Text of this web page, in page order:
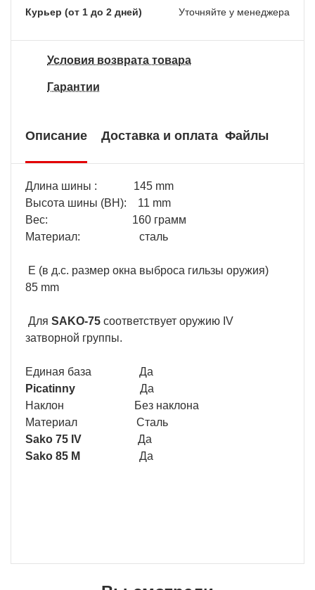
Курьер (от 1 до 2 дней) Уточняйте у менеджера
Условия возврата товара
Гарантии
Описание Доставка и оплата Файлы
Длина шины : 145 mm
Высота шины (BH): 11 mm
Вес: 160 грамм
Материал: сталь
E (в д.с. размер окна выброса гильзы оружия)
85 mm
Для SAKO-75 соответствует оружию IV
затворной группы.
Единая база Да
Picatinny
Да
Наклон Без наклона
Материал Сталь
Sako 75 IV Да
Sako 85 M
Да